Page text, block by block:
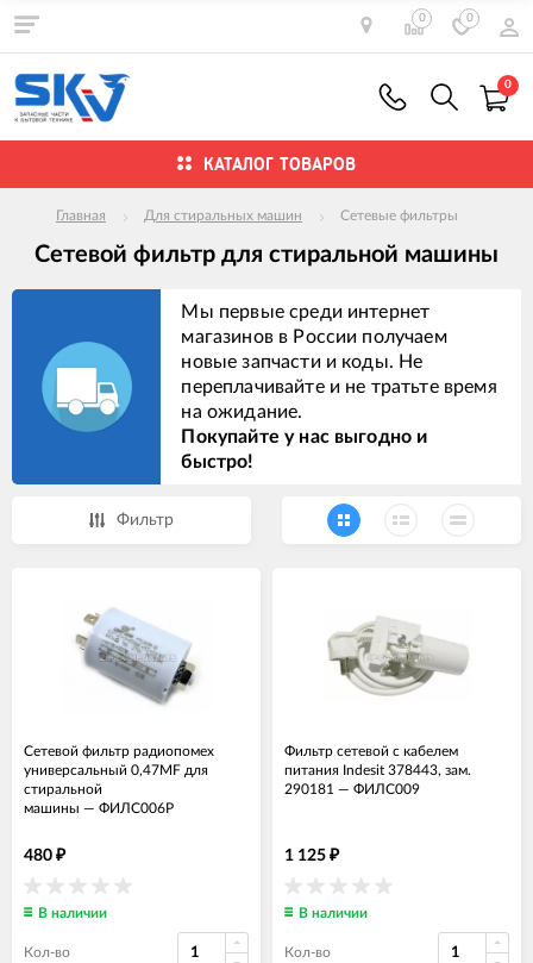
0 0
0
КАТАЛОГ ТОВАРОВ
Главная Для стиральных машин Сетевые фильтры
Сетевой фильтр для стиральной машины
Мы первые среди интернет
магазинов в России получаем
новые запчасти и коды. Не
переплачивайте и не тратьте время
на ожидание.
Покупайте у нас выгодно и
быстро!
Фильтр
Сетевой фильтр радиопомех
универсальный 0,47MF для
стиральной
машины — ФИЛС006Р
480 ₽
В наличии
Кол-во
Фильтр сетевой с кабелем
питания Indesit 378443, зам.
290181 — ФИЛС009
1 125 ₽
В наличии
Кол-во